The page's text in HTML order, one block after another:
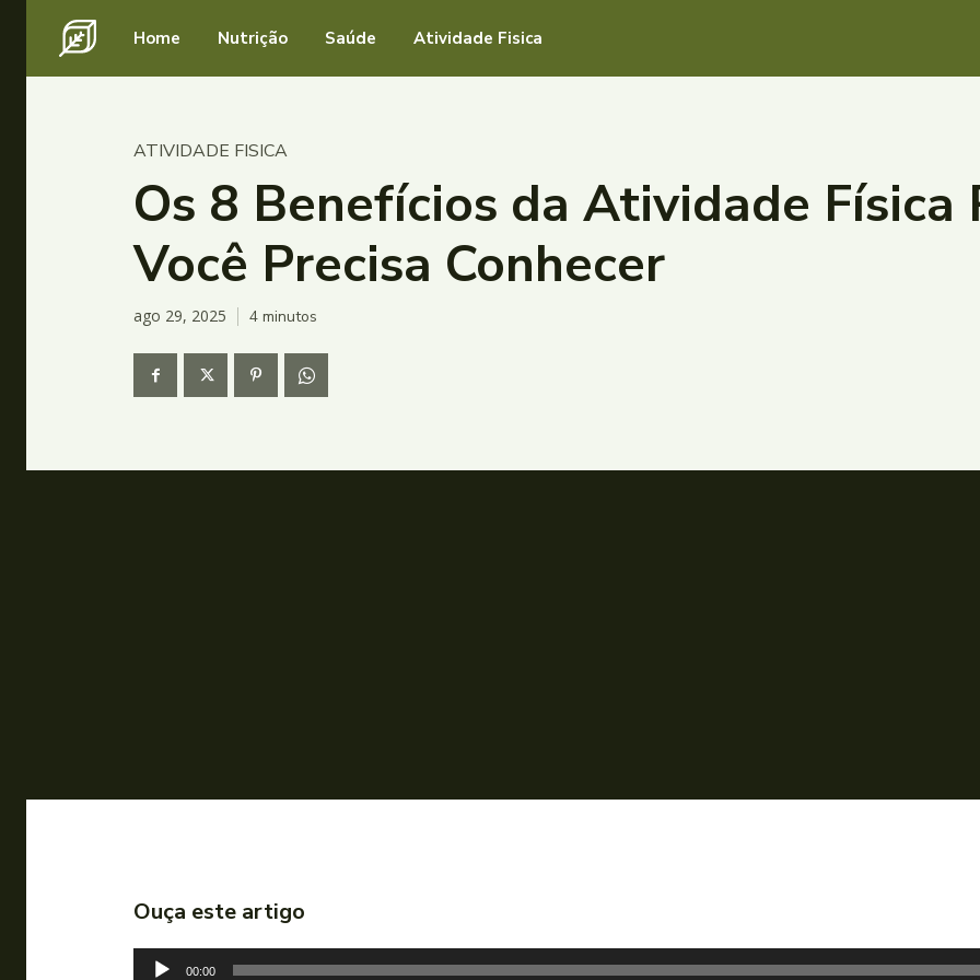
Home Nutrição Saúde Atividade Fisica
ATIVIDADE FISICA
Os 8 Benefícios da Atividade Física
Você Precisa Conhecer
ago 29, 2025 4 minutos
Ouça este artigo
00:00